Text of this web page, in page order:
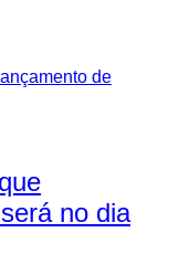
no dia